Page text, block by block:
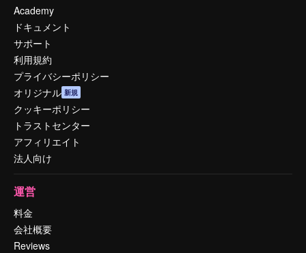
Academy
ドキュメント
サポート
利用規約
プライバシーポリシー
オリジナル 新規
クッキーポリシー
トラストセンター
アフィリエイト
法人向け
運営
料金
会社概要
Reviews